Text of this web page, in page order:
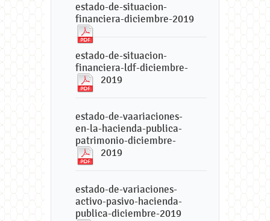
estado-de-situacion-
financiera-diciembre-2019
estado-de-situacion-
financiera-ldf-diciembre-
2019
estado-de-vaariaciones-
en-la-hacienda-publica-
patrimonio-diciembre-
2019
estado-de-variaciones-
activo-pasivo-hacienda-
publica-diciembre-2019